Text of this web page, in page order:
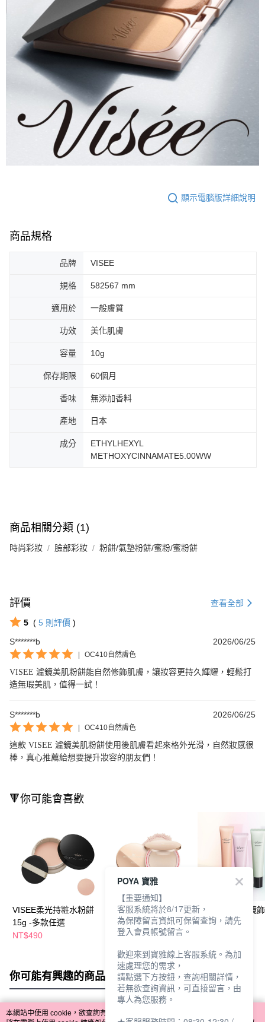
顯示電腦版詳細說明
商品規格
品牌 VISEE
規格 582567 mm
適用於 一般膚質
功效 美化肌膚
容量 10g
保存期限 60個月
香味 無添加香料
產地 日本
成分
ETHYLHEXYL
METHOXYCINNAMATE5.00WW
商品相關分類 (1)
時尚彩妝 臉部彩妝 粉餅/氣墊粉餅/蜜粉/蜜粉餅
評價 查看全部
5 ( 5 則評價 )
S*******b
2026/06/25
| OC410自然膚色
VISEE 濾鏡美肌粉餅能自然修飾肌膚，讓妝容更持久輝耀，輕鬆打
造無瑕美肌，值得一試！
S*******b 2026/06/25
| OC410自然膚色
這款 VISEE 濾鏡美肌粉餅使用後肌膚看起來格外光滑，自然妝感很
棒，真心推薦給想要提升妝容的朋友們！
🔻你可能會喜歡
VISEE柔光持粧水粉餅
15g -多款任選
NT$490
MKUP B5光透濾鏡蜜
粉餅
NT$578
VISEE光妍濾鏡
30g-多款任選
你可能有興趣的商品 全站排行
本網站中使用 cookie，欲查詢有關本網站使用 cookie 方式之詳情，及若您不希
POYA 寶雅
【重要通知】
客服系統將於8/17更新，
為保障留言資訊可保留查詢，請先
登入會員帳號留言。
歡迎來到寶雅線上客服系統。為加
速處理您的需求，
請點選下方按鈕，查詢相關詳情，
若無欲查詢資訊，可直接留言，由
專人為您服務。